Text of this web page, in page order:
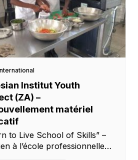
Institut Youth
(ZA) –
matériel
to Live School of Skills” –
à l’école professionnelle